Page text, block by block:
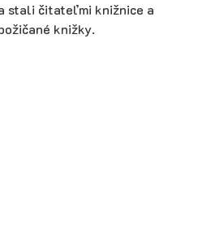
stali čitateľmi knižnice a
knižky.